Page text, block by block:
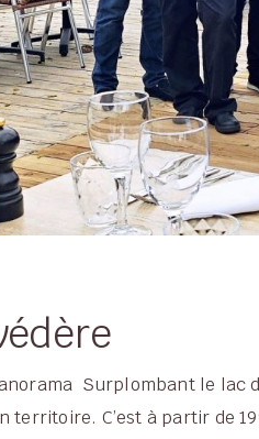
Surplombant le lac
C’est à partir de